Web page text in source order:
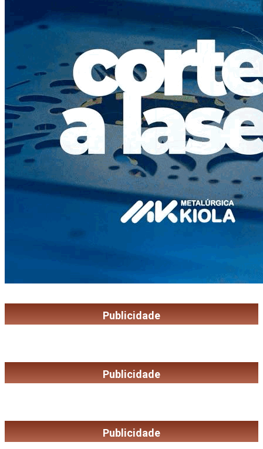
Publicidade
Publicidade
Publicidade